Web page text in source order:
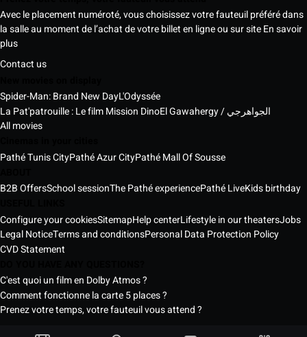
Avec le placement numéroté, vous choisissez votre fauteuil préféré dans
la salle au moment de l’achat de votre billet en ligne ou sur siteEn savoir
plus
Contact us
Spider-Man: Brand New DayL'Odyssée
La Pat'patrouille : Le film Mission Dino
El Gawahergy / الجواهرجي
All movies
Pathé Tunis CityPathé Azur CityPathé Mall Of Sousse
B2B OffersSchool sessionThe Pathé experiencePathé LiveKids birthday
Configure your cookiesSitemapHelp centerLifestyle in our theatersJobs
Legal NoticeTerms and conditionsPersonal Data Protection Policy
CVD Statement
C'est quoi un film en Dolby Atmos ?
Comment fonctionne la carte 5 places ?
Prenez votre temps, votre fauteuil vous attend ?